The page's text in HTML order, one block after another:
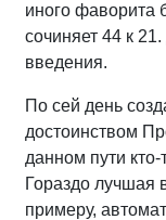
иного фаворита
сочиняет 44 к
введения.
По сей день
достоинством
данном пути
Гораздо лучшая
примеру,